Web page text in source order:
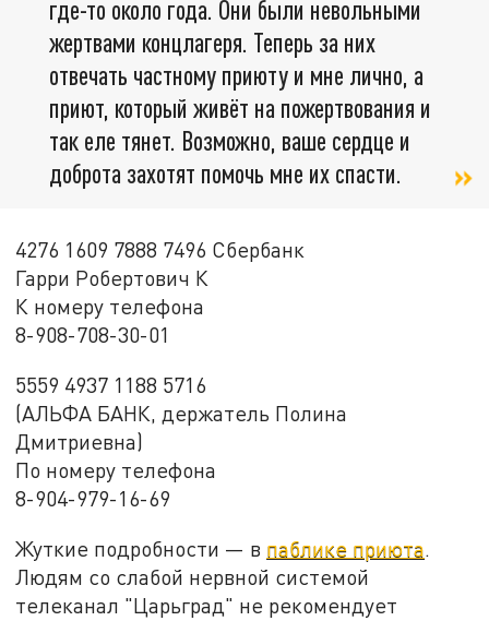
где-то около года. Они были невольными
жертвами концлагеря. Теперь за них
отвечать частному приюту и мне лично, а
приют, который живёт на пожертвования и
так еле тянет. Возможно, ваше сердце и
доброта захотят помочь мне их спасти.
4276 1609 7888 7496 Сбербанк
Гарри Робертович К
К номеру телефона
8-908-708-30-01
5559 4937 1188 5716
(АЛЬФА БАНК, держатель Полина
Дмитриевна)
По номеру телефона
8-904-979-16-69
Жуткие подробности — в паблике приюта.
Людям со слабой нервной системой
телеканал "Царьград" не рекомендует